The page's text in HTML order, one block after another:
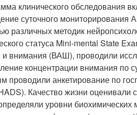
клинического обследования
суточного мониторирования
различных методик
статуса Mini-mental State
и внимания (ВАШ), проводили
концентрации внимания по
проводили анкетирование по
Качество жизни оценивали
уровни